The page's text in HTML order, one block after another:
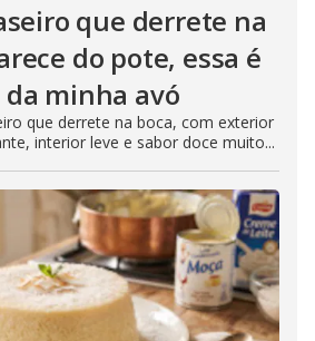
que derrete na
do pote, essa é
minha avó
que derrete na boca, com exterior
interior leve e sabor doce muito...